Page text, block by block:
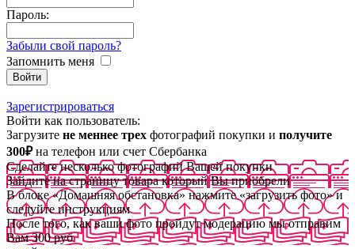
Пароль:
Забыли свой пароль?
Запомнить меня
Зарегистрироваться
Войти как пользователь:
Загрузите не меннее трех фотографий покупки и получите
300₽на телефон или счет Сбербанка
Сделайте несколько фотографий Вашей покупки
Зайдите на страницу товара который Вы приобрели
В блоке «Домашняя обстановка» нажмите «загрузить фото» и
следуйте инструкциям
После того, как ваши фото пройдут модерацию мы отправим
Вам 300 руб